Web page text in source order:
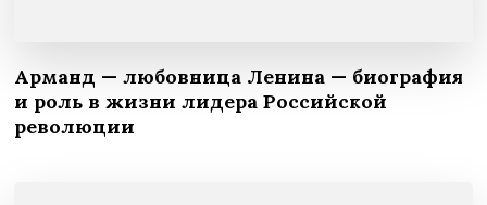
Арманд — любовница Ленина — биография
и роль в жизни лидера Российской
революции